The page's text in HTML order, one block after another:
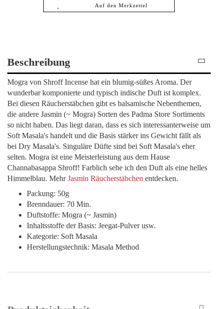
Auf den Merkzettel
Beschreibung
Mogra von Shroff Incense hat ein blumig-süßes Aroma. Der
wunderbar komponierte und typisch indische Duft ist komplex.
Bei diesen Räucherstäbchen gibt es balsamische Nebenthemen,
die andere Jasmin (~ Mogra) Sorten des Padma Store Sortiments
so nicht haben. Das liegt daran, dass es sich interessanterweise um
Soft Masala's handelt und die Basis stärker ins Gewicht fällt als
bei Dry Masala's. Singuläre Düfte sind bei Soft Masala's eher
selten. Mogra ist eine Meisterleistung aus dem Hause
Channabasappa Shroff! Farblich sehe ich den Duft als eine helles
Himmelblau. MehrJasmin Räucherstäbchen entdecken.
Packung: 50g
Brenndauer: 70 Min.
Duftstoffe: Mogra (~ Jasmin)
Inhaltsstoffe der Basis: Jeegat-Pulver usw.
Kategorie: Soft Masala
Herstellungstechnik: Masala Method